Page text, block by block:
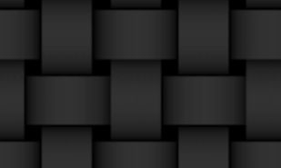
Aetatis suae
Agapetus